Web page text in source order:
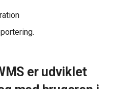
er udviklet